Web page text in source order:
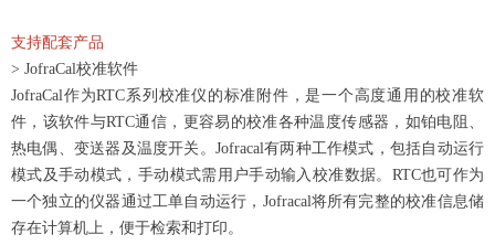
支持配套产品
> JofraCal校准软件
JofraCal作为RTC系列校准仪的标准附件，是一个高度通用的校准软
件，该软件与RTC通信，更容易的校准各种温度传感器，如铂电阻、
热电偶、变送器及温度开关。Jofracal有两种工作模式，包括自动运行
模式及手动模式，手动模式需用户手动输入校准数据。RTC也可作为
一个独立的仪器通过工单自动运行，Jofracal将所有完整的校准信息储
存在计算机上，便于检索和打印。